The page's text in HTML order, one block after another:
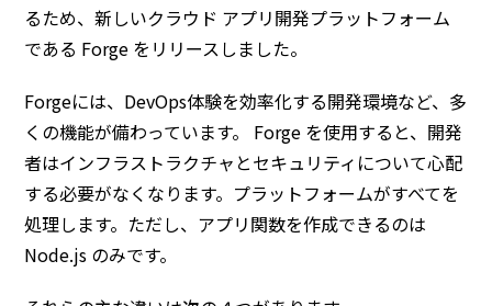
るため、新しいクラウド アプリ開発プラットフォーム
である Forge をリリースしました。
Forgeには、DevOps体験を効率化する開発環境など、多
くの機能が備わっています。 Forge を使用すると、開発
者はインフラストラクチャとセキュリティについて心配
する必要がなくなります。プラットフォームがすべてを
処理します。ただし、アプリ関数を作成できるのは
Node.js のみです。